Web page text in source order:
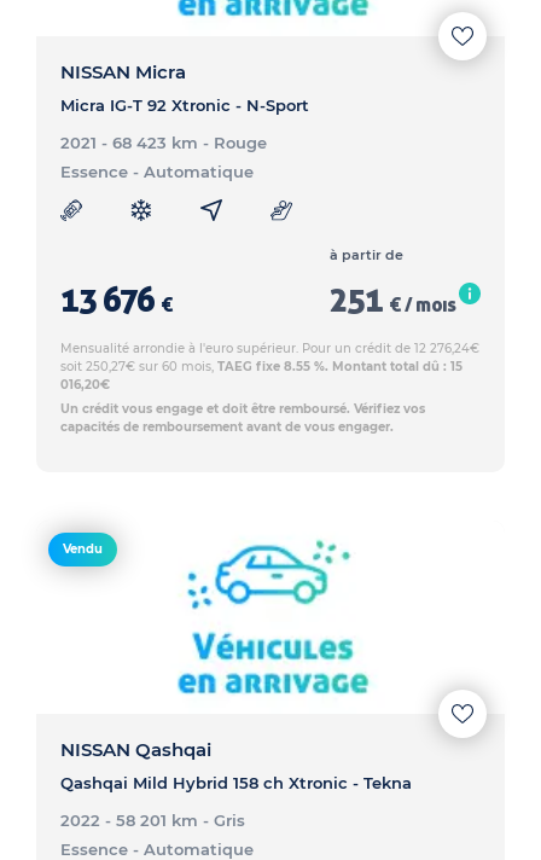
NISSAN Micra
Micra IG-T 92 Xtronic - N-Sport
2021 - 68 423 km - Rouge
Essence - Automatique
13 676 €
à partir de
251 € / mois
Mensualité arrondie à l'euro supérieur. Pour un crédit de 12 276,24€
soit 250,27€ sur 60 mois, TAEG fixe 8.55 %. Montant total dû : 15
016,20€
Un crédit vous engage et doit être remboursé. Vérifiez vos
capacités de remboursement avant de vous engager.
Vendu
NISSAN Qashqai
Qashqai Mild Hybrid 158 ch Xtronic - Tekna
2022 - 58 201 km - Gris
Essence - Automatique